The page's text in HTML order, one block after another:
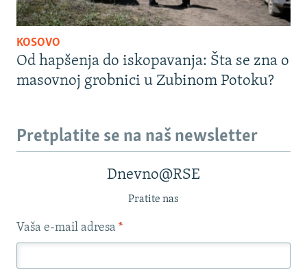
KOSOVO
Od hapšenja do iskopavanja: Šta se zna o
masovnoj grobnici u Zubinom Potoku?
Pretplatite se na naš newsletter
Dnevno@RSE
Pratite nas
Vaša e-mail adresa *